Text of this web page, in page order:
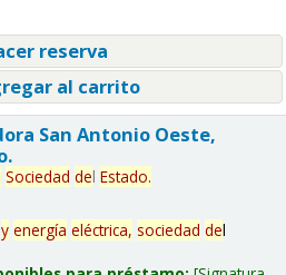
reserva
al carrito
San Antonio Oeste,
Sociedad del Estado.
y energía eléctrica, sociedad del